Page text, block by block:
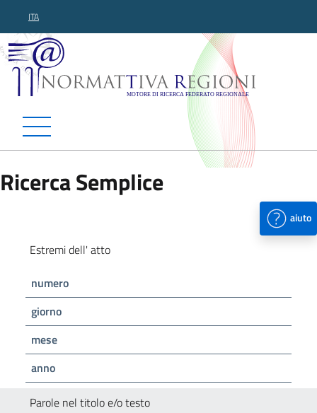
ITA
Normattiva Regioni -
Ricerca Semplice
aiuto
Estremi dell' atto
numero
giorno
mese
anno
Parole nel titolo e/o testo